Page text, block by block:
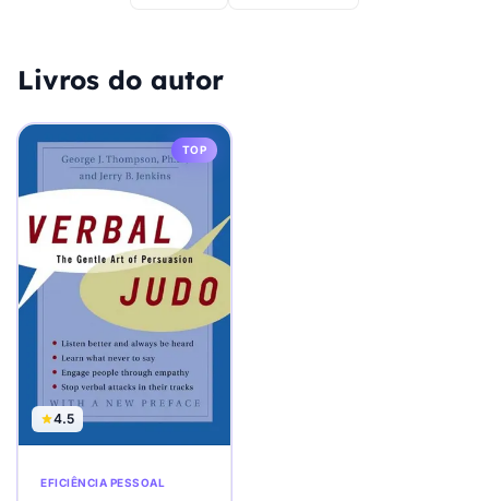
Livros do autor
TOP
4.5
EFICIÊNCIA PESSOAL